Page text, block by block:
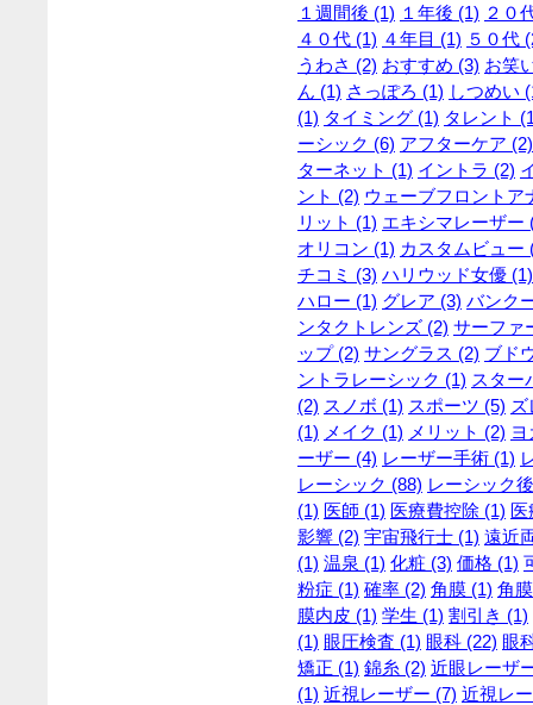
１週間後 (1) １年後 (1) ２０
４０代 (1) ４年目 (1) ５０代
うわさ (2) おすすめ (3) お笑
ん (1) さっぽろ (1) しつめい
(1) タイミング (1) タレント
ーシック (6) アフターケア (2)
ターネット (1) イントラ (2)
ント (2) ウェーブフロントア
リット (1) エキシマレーザー
オリコン (1) カスタムビュー
チコミ (3) ハリウッド女優 (1)
ハロー (1) グレア (3) バンク
ンタクトレンズ (2) サーファ
ップ (2) サングラス (2) ブド
ントラレーシック (1) スター
(2) スノボ (1) スポーツ (5)
(1) メイク (1) メリット (2)
ーザー (4) レーザー手術 (1)
レーシック (88) レーシック
(1) 医師 (1) 医療費控除 (1) 医
影響 (2) 宇宙飛行士 (1) 遠近
(1) 温泉 (1) 化粧 (3) 価格 (1)
粉症 (1) 確率 (2) 角膜 (1) 角
膜内皮 (1) 学生 (1) 割引き (1)
(1) 眼圧検査 (1) 眼科 (22) 眼
矯正 (1) 錦糸 (2) 近眼レーザ
(1) 近視レーザー (7) 近視レ